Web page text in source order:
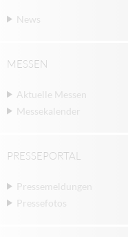
News
MESSEN
Aktuelle Messen
Messekalender
PRESSEPORTAL
Pressemeldungen
Pressefotos